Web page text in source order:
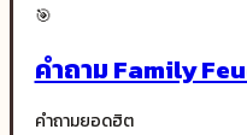
🎯
คำถาม Family
คำถามยอดฮิต